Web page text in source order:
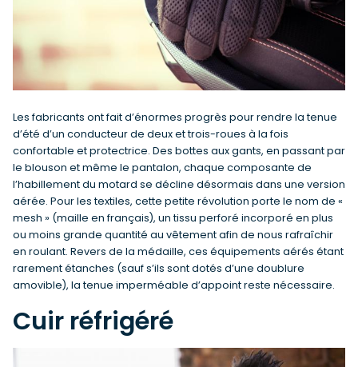
Les fabricants ont fait d’énormes progrès pour rendre la tenue
d’été d’un conducteur de deux et trois-roues à la fois
confortable et protectrice. Des bottes aux gants, en passant par
le blouson et même le pantalon, chaque composante de
l’habillement du motard se décline désormais dans une version
aérée. Pour les textiles, cette petite révolution porte le nom de «
mesh » (maille en français), un tissu perforé incorporé en plus
ou moins grande quantité au vêtement afin de nous rafraîchir
en roulant. Revers de la médaille, ces équipements aérés étant
rarement étanches (sauf s’ils sont dotés d’une doublure
amovible), la tenue imperméable d’appoint reste nécessaire.
Cuir réfrigéré